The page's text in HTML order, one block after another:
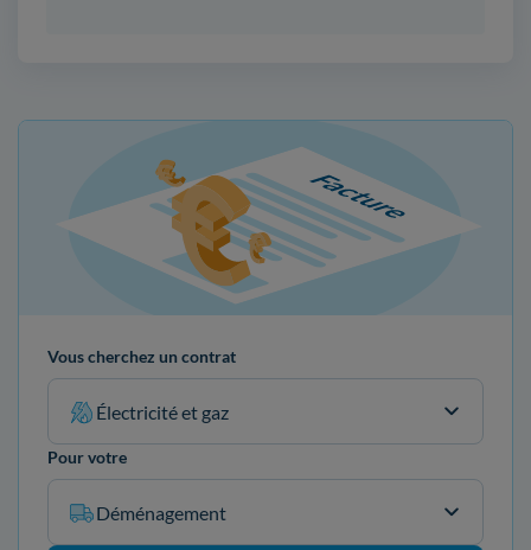
Vous cherchez un contrat
Électricité et gaz
Pour votre
Déménagement